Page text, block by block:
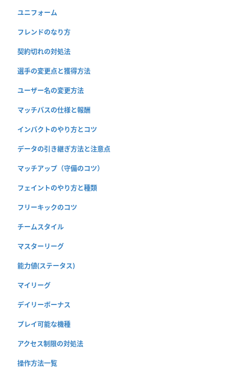
ユニフォーム
フレンドのなり方
契約切れの対処法
選手の変更点と獲得方法
ユーザー名の変更方法
マッチパスの仕様と報酬
インパクトのやり方とコツ
データの引き継ぎ方法と注意点
マッチアップ（守備のコツ）
フェイントのやり方と種類
フリーキックのコツ
チームスタイル
マスターリーグ
能力値(ステータス)
マイリーグ
デイリーボーナス
プレイ可能な機種
アクセス制限の対処法
操作方法一覧